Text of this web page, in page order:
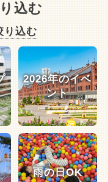
込む
り込む
2026年のイベ
ント
雨の日OK